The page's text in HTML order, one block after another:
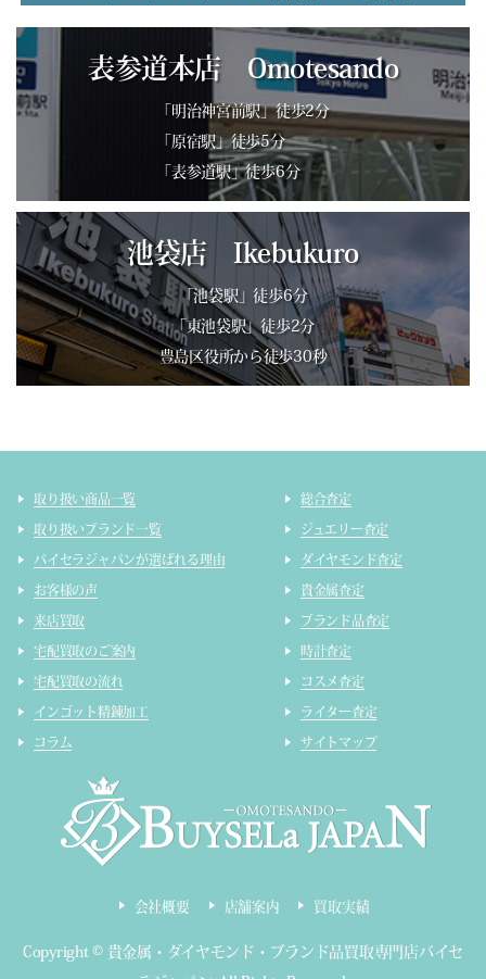
表参道本店 Omotesando
「明治神宮前駅」徒歩2分
「原宿駅」徒歩5分
「表参道駅」徒歩6分
池袋店 Ikebukuro
「池袋駅」徒歩6分
「東池袋駅」徒歩2分
豊島区役所から徒歩30秒
取り扱い商品一覧
取り扱いブランド一覧
バイセラジャパンが選ばれる理由
お客様の声
来店買取
宅配買取のご案内
宅配買取の流れ
インゴット精錬加工
コラム
総合査定
ジュエリー査定
ダイヤモンド査定
貴金属査定
ブランド品査定
時計査定
コスメ査定
ライター査定
サイトマップ
会社概要 店舗案内 買取実績
Copyright © 貴金属・ダイヤモンド・ブランド品買取専門店バイセ